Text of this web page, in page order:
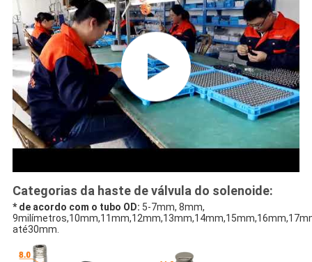
Categorias da haste de válvula do solenoide:
* de acordo com o tubo OD: 5-7mm, 8mm,
até30mm.